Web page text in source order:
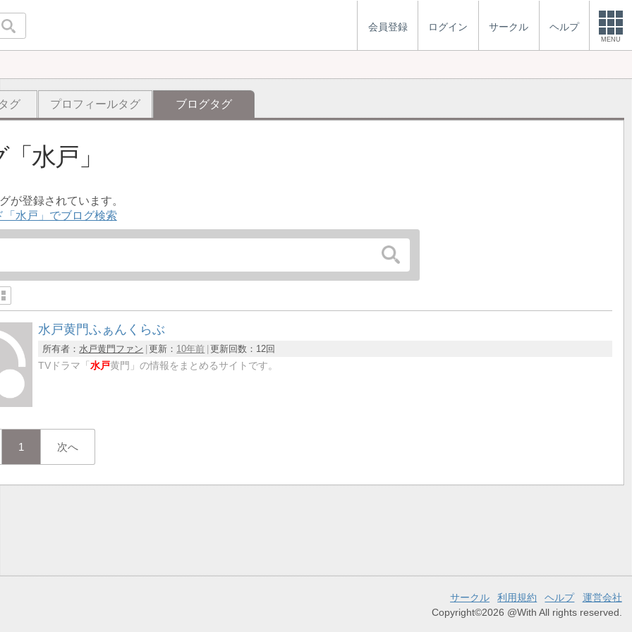
会員登録 ログイン サークル ヘルプ
MENU
グ プロフィールタグ ブログタグ
水戸
が登録されています。
「水戸」でブログ検索
水戸黄門ふぁんくらぶ
所有者：水戸黄門ファン 更新： 10年前 更新回数： 12回
TVドラマ「 水戸黄門」の情報をまとめるサイトです。
1 次へ
サークル 利用規約 ヘルプ
運営会社
Copyright©2026 @With All rights reserved.